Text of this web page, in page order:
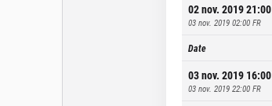
02 nov. 2019 21:00
03 nov. 2019 02:00 FR
Date
03 nov. 2019 16:00
03 nov. 2019 22:00 FR